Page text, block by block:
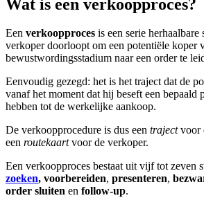
Wat is een verkoopproces?
Een verkoopproces is een serie herhaalbare
verkoper doorloopt om een potentiële koper
bewustwordingsstadium naar een order te
Eenvoudig gezegd: het is het traject dat de
vanaf het moment dat hij beseft een bepaald
hebben tot de werkelijke aankoop.
De verkoopprocedure is dus een trajectvoor
een routekaartvoor de verkoper.
Een verkoopproces bestaat uit vijf tot zeven
zoeken, voorbereiden, presenteren,
order sluiten en follow-up.